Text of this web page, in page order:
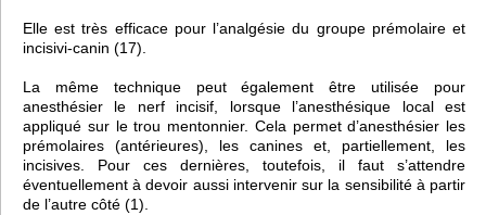
Elle est très efficace pour l’analgésie du groupe prémolaire et
incisivi-canin (17).
La même technique peut également être utilisée pour
anesthésier le nerf incisif, lorsque l’anesthésique local est
appliqué sur le trou mentonnier. Cela permet d’anesthésier les
prémolaires (antérieures), les canines et, partiellement, les
incisives. Pour ces dernières, toutefois, il faut s’attendre
éventuellement à devoir aussi intervenir sur la sensibilité à partir
de l’autre côté (1).